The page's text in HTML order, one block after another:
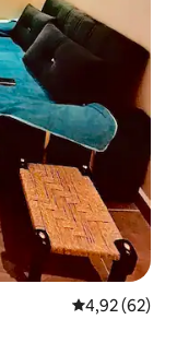
Note
4,92 (62)